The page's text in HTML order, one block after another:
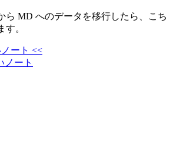
ら MD へのデータを移行したら、こち
す。
ート <<
ノート